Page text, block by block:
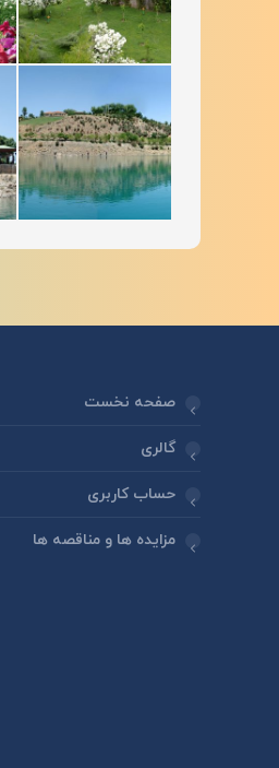
صفحه نخست
گالری
حساب کاربری
مزایده ها و مناقصه ها